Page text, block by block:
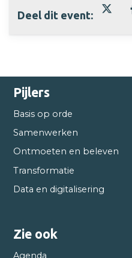
Deel dit event:
Pijlers
Basis op orde
Samenwerken
Ontmoeten en beleven
Transformatie
Data en digitalisering
Zie ook
Agenda